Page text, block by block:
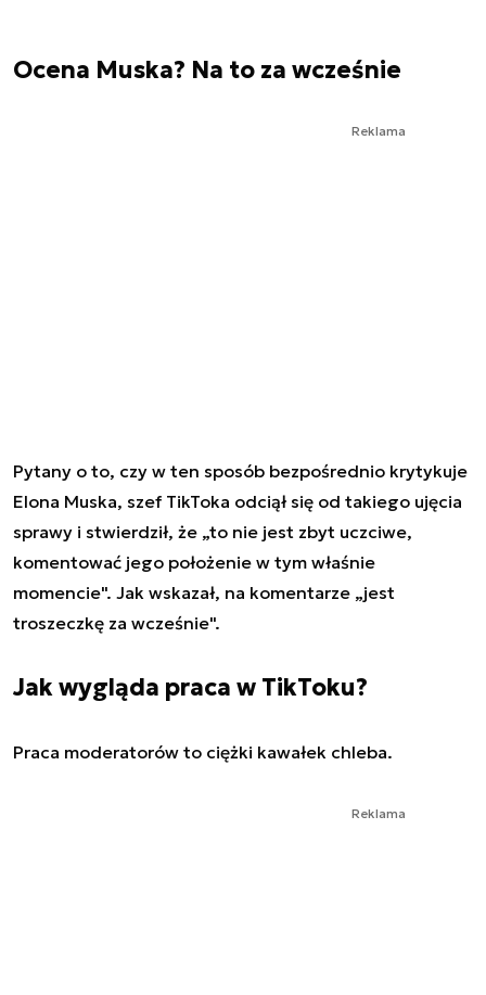
Ocena Muska? Na to za wcześnie
Reklama
Pytany o to, czy w ten sposób bezpośrednio krytykuje
Elona Muska, szef TikToka odciął się od takiego ujęcia
sprawy i stwierdził, że „to nie jest zbyt uczciwe,
komentować jego położenie w tym właśnie
momencie". Jak wskazał, na komentarze „jest
troszeczkę za wcześnie".
Jak wygląda praca w TikToku?
Praca moderatorów to ciężki kawałek chleba.
Reklama